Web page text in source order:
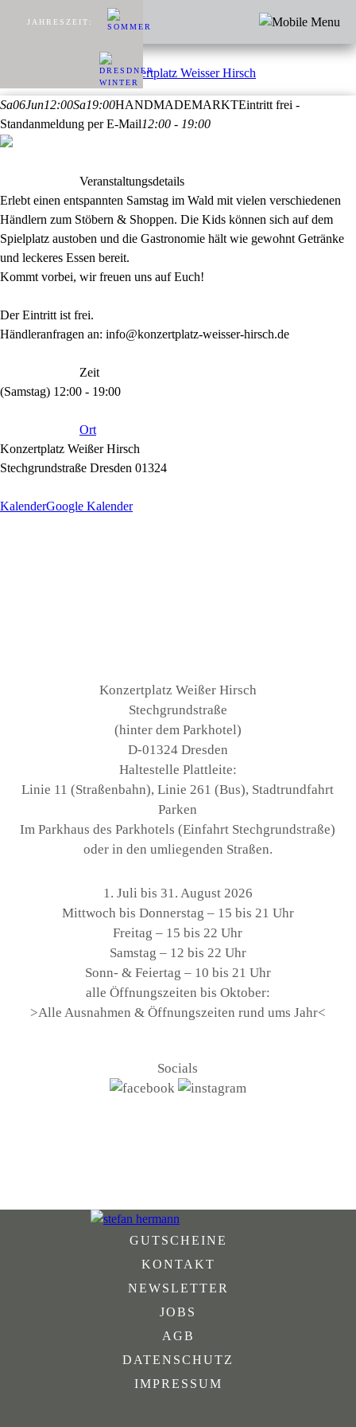
JAHRESZEIT:
Sa06Jun12:00Sa19:00HANDMADEMARKTEintritt frei -
Standanmeldung per E-Mail12:00 - 19:00
Veranstaltungsdetails
Erlebt einen entspannten Samstag im Wald mit vielen verschiedenen
Händlern zum Stöbern & Shoppen. Die Kids können sich auf dem
Spielplatz austoben und die Gastronomie hält wie gewohnt Getränke
und leckeres Essen bereit.
Kommt vorbei, wir freuen uns auf Euch!
Der Eintritt ist frei.
Händleranfragen an: info@konzertplatz-weisser-hirsch.de
Zeit
(Samstag) 12:00 - 19:00
Ort
Konzertplatz Weißer Hirsch
Stechgrundstraße Dresden 01324
KalenderGoogle Kalender
Konzertplatz Weißer Hirsch
Stechgrundstraße
(hinter dem Parkhotel)
D-01324 Dresden
Haltestelle Plattleite:
Linie 11 (Straßenbahn), Linie 261 (Bus), Stadtrundfahrt
Parken
Im Parkhaus des Parkhotels (Einfahrt Stechgrundstraße)
oder in den umliegenden Straßen.
1. Juli bis 31. August 2026
Mittwoch bis Donnerstag – 15 bis 21 Uhr
Freitag – 15 bis 22 Uhr
Samstag – 12 bis 22 Uhr
Sonn- & Feiertag – 10 bis 21 Uhr
alle Öffnungszeiten bis Oktober:
>Alle Ausnahmen & Öffnungszeiten rund ums Jahr<
Socials
GUTSCHEINE
KONTAKT
NEWSLETTER
JOBS
AGB
DATENSCHUTZ
IMPRESSUM